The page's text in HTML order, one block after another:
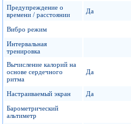
Предупреждение о
времени / расстоянии
Да
Вибро режим
Интервальная
тренировка
Вычисление калорий на
основе сердечного
ритма
Да
Настраиваемый экран
Да
Барометрический
альтиметр